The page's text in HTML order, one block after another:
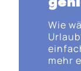
Wie
mehr